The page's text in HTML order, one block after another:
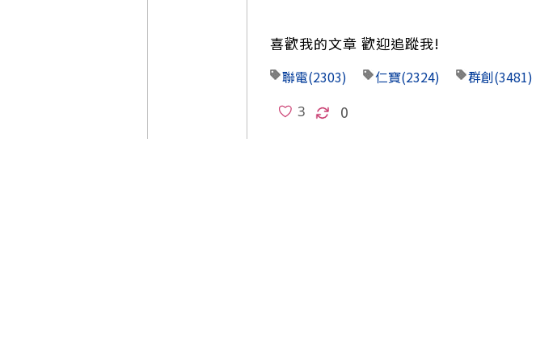
喜歡我的文章 歡迎追蹤我!
聯電(2303) 仁寶(2324) 群創(3481)
0